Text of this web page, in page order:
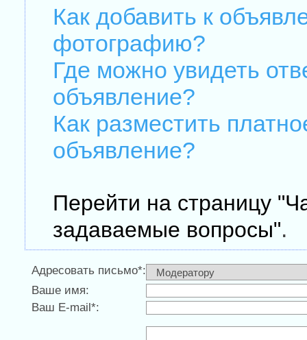
Как добавить к
фотографию?
Где можно увидеть
объявление?
Как разместить
объявление?
Перейти на страницу
задаваемые вопросы".
Адресовать письмо*:
Ваше имя:
Ваш E-mail*: